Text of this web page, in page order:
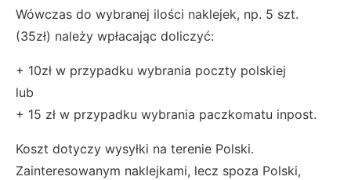
Wówczas do wybranej ilości naklejek, np. 5 szt.
(35zł) należy wpłacając doliczyć:
+ 10zł w przypadku wybrania poczty polskiej
lub
+ 15 zł w przypadku wybrania paczkomatu inpost.
Koszt dotyczy wysyłki na terenie Polski.
Zainteresowanym naklejkami, lecz spoza Polski,